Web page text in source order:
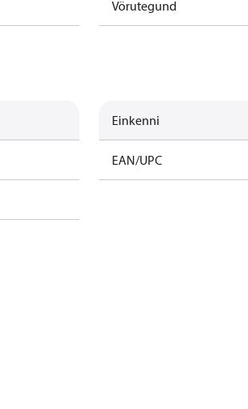
Vörutegund
Einkenni
EAN/UPC